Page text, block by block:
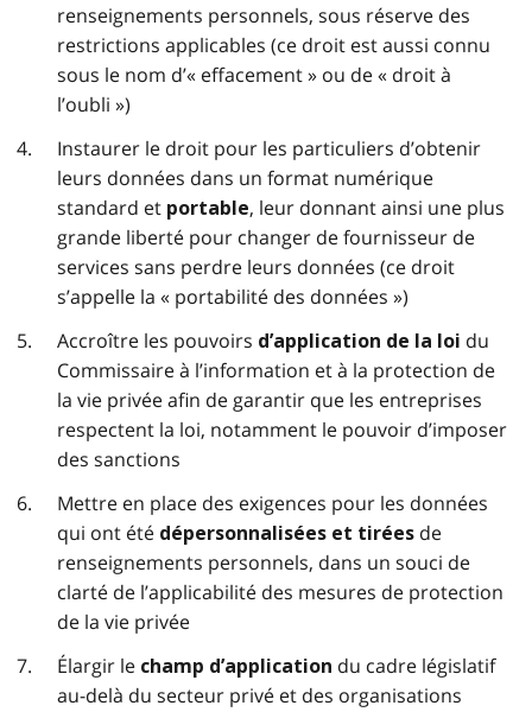
renseignements personnels, sous réserve des
restrictions applicables (ce droit est aussi connu
sous le nom d’« effacement » ou de « droit à
l’oubli »)
Instaurer le droit pour les particuliers d’obtenir
leurs données dans un format numérique
standard et portable, leur donnant ainsi une plus
grande liberté pour changer de fournisseur de
services sans perdre leurs données (ce droit
s’appelle la « portabilité des données »)
Accroître les pouvoirs d’application de la loi du
Commissaire à l’information et à la protection de
la vie privée afin de garantir que les entreprises
respectent la loi, notamment le pouvoir d’imposer
des sanctions
Mettre en place des exigences pour les données
qui ont été dépersonnalisées et tirées de
renseignements personnels, dans un souci de
clarté de l’applicabilité des mesures de protection
de la vie privée
Élargir le champ d’application du cadre législatif
au-delà du secteur privé et des organisations